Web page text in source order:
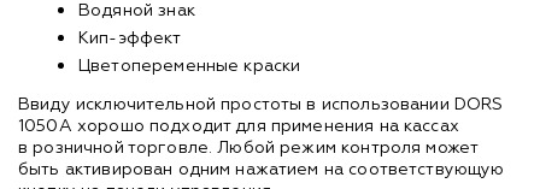
Водяной знак
Кип-эффект
Цветопеременные краски
Ввиду исключительной простоты в использовании DORS
1050А хорошо подходит для применения на кассах
в розничной торговле. Любой режим контроля может
быть активирован одним нажатием на соответствующую